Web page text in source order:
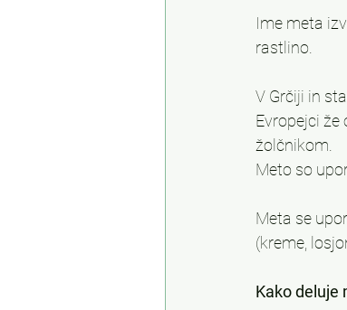
Ime meta
rastlino.
V Grčiji in
Evropejci
žolčnikom.
Meto so
Meta se
(kreme,
Kako deluje